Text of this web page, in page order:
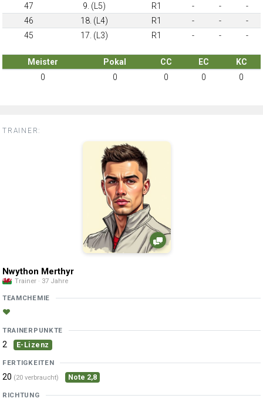
47
9. (L5) R1 - -
-
46
18. (L4) R1 - -
-
45
17. (L3) R1 - - -
Meister Pokal CC EC
KC
0
0 0 0 0
TRAINER:
Nwython Merthyr
Trainer · 37 Jahre
TEAMCHEMIE
TRAINERPUNKTE
2 E-Lizenz
FERTIGKEITEN
20 (20 verbraucht) Note 2,8
RICHTUNG